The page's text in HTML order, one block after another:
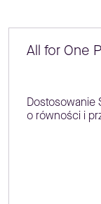
All for One
Dostosowanie
o równości i